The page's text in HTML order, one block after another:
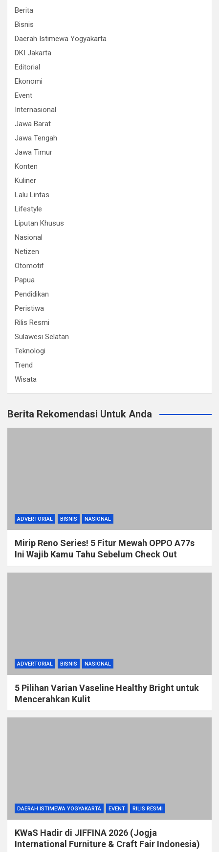
Berita
Bisnis
Daerah Istimewa Yogyakarta
DKI Jakarta
Editorial
Ekonomi
Event
Internasional
Jawa Barat
Jawa Tengah
Jawa Timur
Konten
Kuliner
Lalu Lintas
Lifestyle
Liputan Khusus
Nasional
Netizen
Otomotif
Papua
Pendidikan
Peristiwa
Rilis Resmi
Sulawesi Selatan
Teknologi
Trend
Wisata
Berita Rekomendasi Untuk Anda
ADVERTORIAL BISNIS NASIONAL
Mirip Reno Series! 5 Fitur Mewah OPPO A77s
Ini Wajib Kamu Tahu Sebelum Check Out
ADVERTORIAL BISNIS NASIONAL
5 Pilihan Varian Vaseline Healthy Bright untuk
Mencerahkan Kulit
DAERAH ISTIMEWA YOGYAKARTA EVENT RILIS RESMI
KWaS Hadir di JIFFINA 2026 (Jogja
International Furniture & Craft Fair Indonesia)